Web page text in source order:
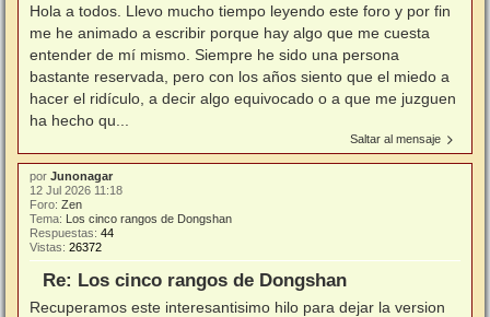
Hola a todos. Llevo mucho tiempo leyendo este foro y por fin
me he animado a escribir porque hay algo que me cuesta
entender de mí mismo. Siempre he sido una persona
bastante reservada, pero con los años siento que el miedo a
hacer el ridículo, a decir algo equivocado o a que me juzguen
ha hecho qu...
Saltar al mensaje
por Junonagar
12 Jul 2026 11:18
Foro: Zen
Tema: Los cinco rangos de Dongshan
Respuestas: 44
Vistas: 26372
Re: Los cinco rangos de Dongshan
Recuperamos este interesantisimo hilo para dejar la version